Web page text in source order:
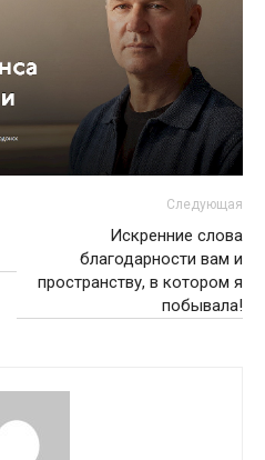
Следующая
Искренние слова
благодарности вам и
пространству, в котором я
побывала!